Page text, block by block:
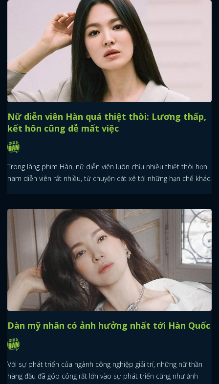
Nữ diễn viên Hàn quá thiệt thòi: Lương thấp,
kết hôn cũng dễ mất việc
Trong làng phim Hàn, nữ diễn viên luôn chịu nhiều thiệt thòi hơn
nam diễn viên rất nhiều, từ chuyện cát xê tới những hạn chế khác.
Dàn mỹ nhân có ảnh hưởng nhất tới Hàn Quốc
Với sự phát triển của ngành công nghiệp giải trí, những nữ thần
hàng đầu đã góp công rất lớn vào sự phát triển cũng như ảnh